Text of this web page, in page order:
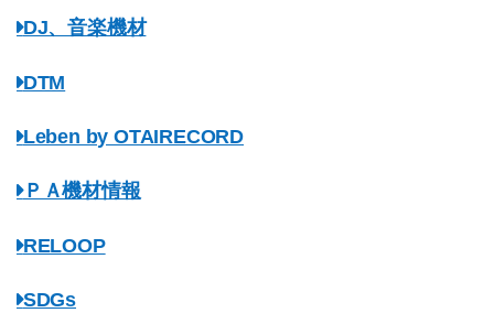
DJ、音楽機材
DTM
Leben by OTAIRECORD
ＰＡ機材情報
RELOOP
SDGs